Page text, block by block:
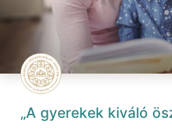
„A gyerekek kiváló